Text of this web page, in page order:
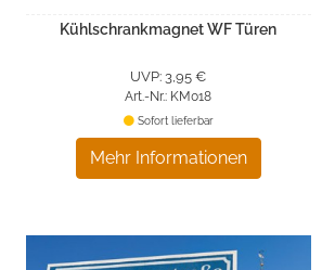
Kühlschrankmagnet WF Türen
UVP: 3,95 €
Art.-Nr.: KM018
Mehr Informationen
Sofort lieferbar